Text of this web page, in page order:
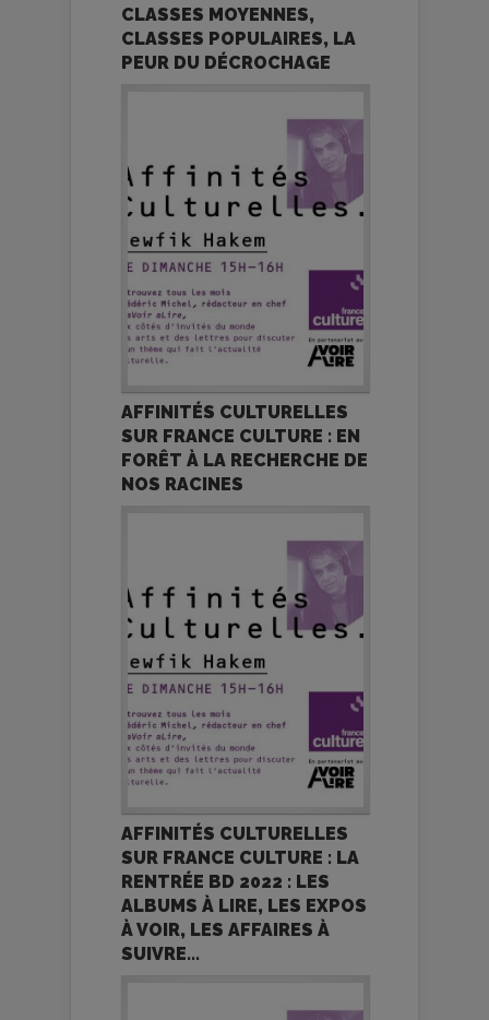
CLASSES MOYENNES,
CLASSES POPULAIRES, LA
PEUR DU DÉCROCHAGE
AFFINITÉS CULTURELLES
SUR FRANCE CULTURE : EN
FORÊT À LA RECHERCHE DE
NOS RACINES
AFFINITÉS CULTURELLES
SUR FRANCE CULTURE : LA
RENTRÉE BD 2022 : LES
ALBUMS À LIRE, LES EXPOS
À VOIR, LES AFFAIRES À
SUIVRE...